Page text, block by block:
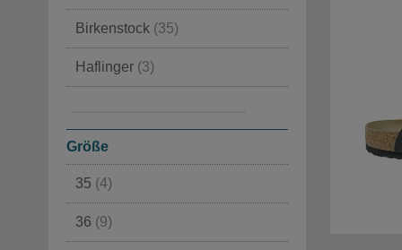
Birkenstock (35)
Haflinger (3)
Rabanser
Größe
35 (4)
36 (9)